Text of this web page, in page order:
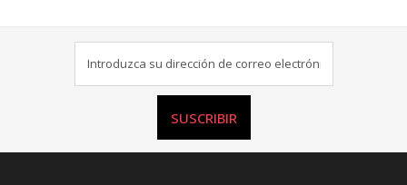
SUSCRIBIR